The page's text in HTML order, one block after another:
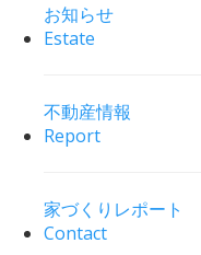
お知らせ
Estate
不動産情報
Report
家づくりレポート
Contact